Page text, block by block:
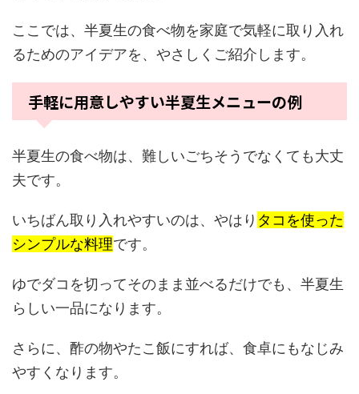
ここでは、半夏生の食べ物を家庭で気軽に取り入れ
るためのアイデアを、やさしくご紹介します。
手軽に用意しやすい半夏生メニューの例
半夏生の食べ物は、難しいごちそうでなくても大丈
夫です。
いちばん取り入れやすいのは、やはり タコを使った
シンプルな料理です。
ゆでダコを切ってそのまま並べるだけでも、半夏生
らしい一品になります。
さらに、酢の物やたこ飯にすれば、食卓にもなじみ
やすくなります。